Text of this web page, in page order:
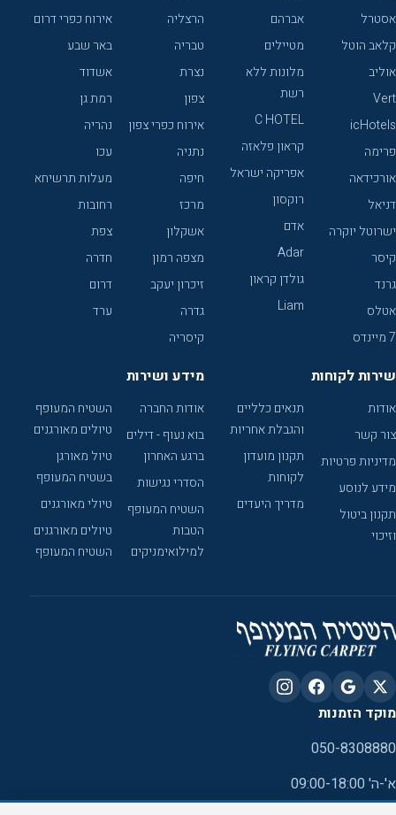
אסטרל
קלאב הוטל
אוליב
Vert
icHotels
פרימה
אורכידאה
דניאל
ישרוטל יוקרה
קיסר
גרנד
אטלס
7 מיינדס
אברהם
מטיילים
מלונות ללא
רשת
C HOTEL
קראון פלאזה
אפריקה ישראל
רוקסון
אדם
Adar
גולדן קראון
Liam
הרצליה
טבריה
נצרת
צפון
אירוח כפרי צפון
נתניה
חיפה
מרכז
אשקלון
מצפה רמון
זיכרון יעקב
גדרה
קיסריה
אירוח כפרי דרום
באר שבע
אשדוד
רמת גן
נהריה
עכו
מעלות תרשיחא
רחובות
צפת
חדרה
דרום
ערד
שירות לקוחות
אודות
צור קשר
מדיניות פרטיות
מידע לנוסע
תקנון ביטול
וזיכוי
תנאים כלליים
והגבלת אחריות
תקנון מועדון
לקוחות
מדריך היעדים
מידע ושירות
אודות החברה
בוא נעוף - דילים
ברגע האחרון
הסדרי נגישות
השטיח המעופף
הטבות
למילואימניקים
השטיח המעופף
טיולים מאורגנים
טיול מאורגן
בשטיח המעופף
טיולי מאורגנים
טיולים מאורגנים
השטיח המעופף
מוקד הזמנות
050-8308880
א'-ה' 09:00-18:00